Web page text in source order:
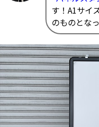
す！A1サイ
のものとな